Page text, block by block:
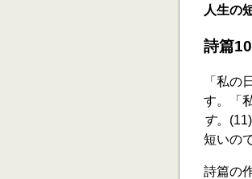
人生の
詩篇
「私の
す。「
す。
短いの
詩篇の